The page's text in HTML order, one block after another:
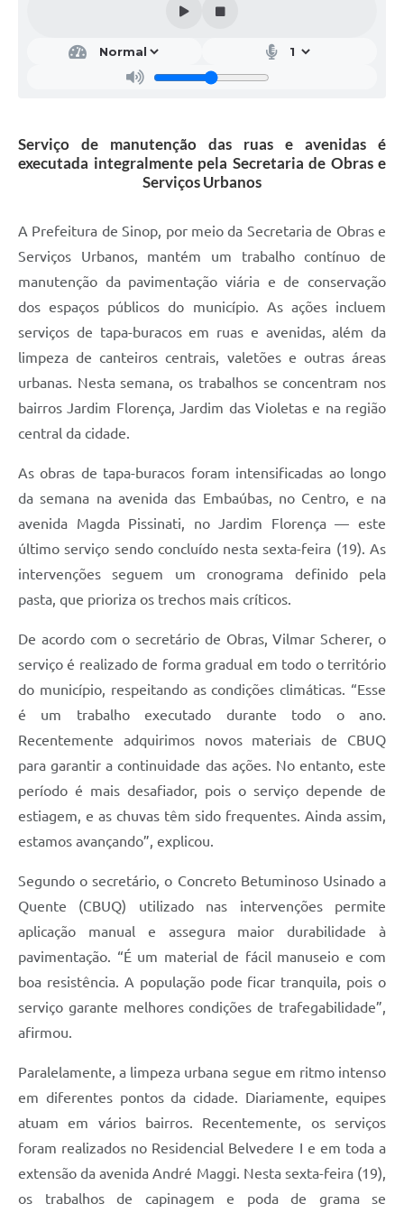
Serviço de manutenção das ruas e avenidas é
executada integralmente pela Secretaria de Obras e
Serviços Urbanos
A Prefeitura de Sinop, por meio da Secretaria de Obras e
Serviços Urbanos, mantém um trabalho contínuo de
manutenção da pavimentação viária e de conservação
dos espaços públicos do município. As ações incluem
serviços de tapa-buracos em ruas e avenidas, além da
limpeza de canteiros centrais, valetões e outras áreas
urbanas. Nesta semana, os trabalhos se concentram nos
bairros Jardim Florença, Jardim das Violetas e na região
central da cidade.
As obras de tapa-buracos foram intensificadas ao longo
da semana na avenida das Embaúbas, no Centro, e na
avenida Magda Pissinati, no Jardim Florença — este
último serviço sendo concluído nesta sexta-feira (19). As
intervenções seguem um cronograma definido pela
pasta, que prioriza os trechos mais críticos.
De acordo com o secretário de Obras, Vilmar Scherer, o
serviço é realizado de forma gradual em todo o território
do município, respeitando as condições climáticas. “Esse
é um trabalho executado durante todo o ano.
Recentemente adquirimos novos materiais de CBUQ
para garantir a continuidade das ações. No entanto, este
período é mais desafiador, pois o serviço depende de
estiagem, e as chuvas têm sido frequentes. Ainda assim,
estamos avançando”, explicou.
Segundo o secretário, o Concreto Betuminoso Usinado a
Quente (CBUQ) utilizado nas intervenções permite
aplicação manual e assegura maior durabilidade à
pavimentação. “É um material de fácil manuseio e com
boa resistência. A população pode ficar tranquila, pois o
serviço garante melhores condições de trafegabilidade”,
afirmou.
Paralelamente, a limpeza urbana segue em ritmo intenso
em diferentes pontos da cidade. Diariamente, equipes
atuam em vários bairros. Recentemente, os serviços
foram realizados no Residencial Belvedere I e em toda a
extensão da avenida André Maggi. Nesta sexta-feira (19),
os trabalhos de capinagem e poda de grama se